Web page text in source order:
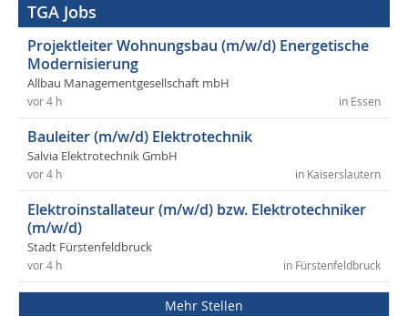
TGA Jobs
Projektleiter Wohnungsbau (m/w/d) Energetische
Modernisierung
Allbau Managementgesellschaft mbH
in Essen
vor 4 h
Bauleiter (m/w/d) Elektrotechnik
Salvia Elektrotechnik GmbH
in Kaiserslautern
vor 4 h
Elektroinstallateur (m/w/d) bzw. Elektrotechniker
(m/w/d)
Stadt Fürstenfeldbruck
in Fürstenfeldbruck
vor 4 h
Mehr Stellen